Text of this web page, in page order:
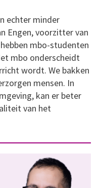
echter minder
Engen, voorzitter van
mbo-studenten
mbo onderscheidt
wordt. We bakken
mensen. In
kan er beter
van het